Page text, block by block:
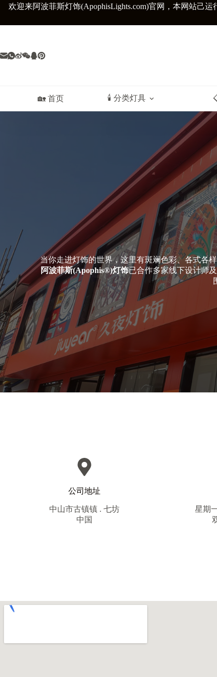
内
欢迎来阿波菲斯灯饰(ApophisLights.com)官网，本网站己运
🏡 首页 🕯️ 分类灯具
当你走进灯饰的世界，这里有斑斓色彩、各式各
阿波菲斯(Apophis®)灯饰已合作多家线下设计师及
公司地址
中山市古镇镇 . 七坊
中国
星期